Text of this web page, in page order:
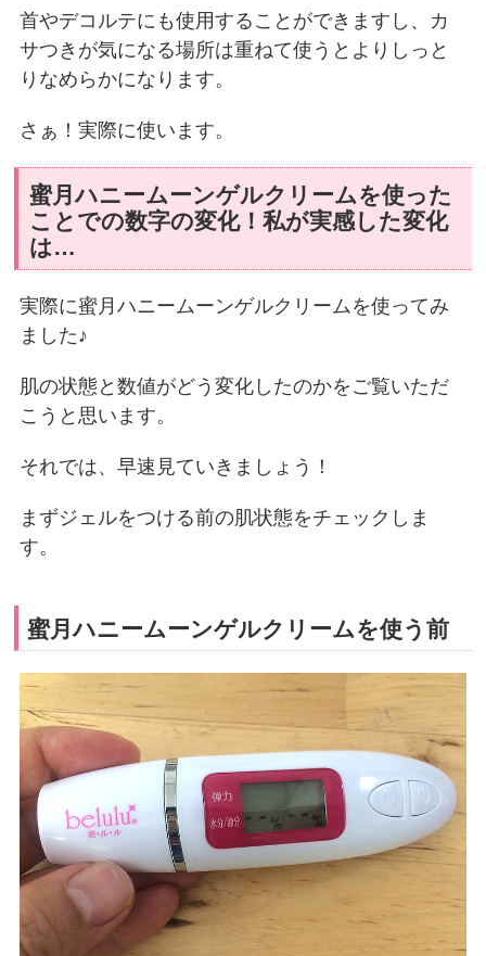
首やデコルテにも使用することができますし、カ
サつきが気になる場所は重ねて使うとよりしっと
りなめらかになります。
さぁ！実際に使います。
蜜月ハニームーンゲルクリームを使った
ことでの数字の変化！私が実感した変化
は…
実際に蜜月ハニームーンゲルクリームを使ってみ
ました♪
肌の状態と数値がどう変化したのかをご覧いただ
こうと思います。
それでは、早速見ていきましょう！
まずジェルをつける前の肌状態をチェックしま
す。
蜜月ハニームーンゲルクリームを使う前